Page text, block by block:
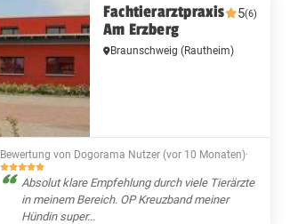
Fachtierarztpraxis
Am Erzberg
5(6)
Braunschweig(Rautheim)
Bewertung von Dogorama Nutzer (vor 10 Monaten)·
Absolut klare Empfehlung durch viele Tierärzte
in meinem Bereich. OP Kreuzband meiner
Hündin super...